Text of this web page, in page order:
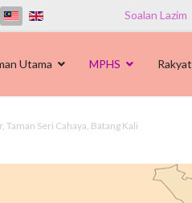
Soalan Lazim
Utama MPHS Rakyat
Taman Seri Cahaya, Batang Kali